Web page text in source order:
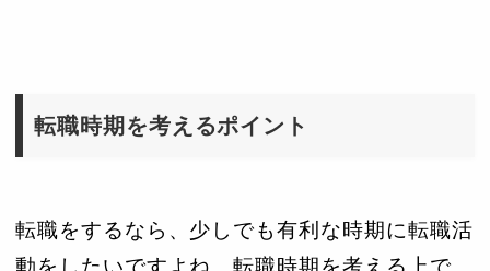
転職時期を考えるポイント
転職をするなら、少しでも有利な時期に転職活
動をしたいですよね。転職時期を考える上で、